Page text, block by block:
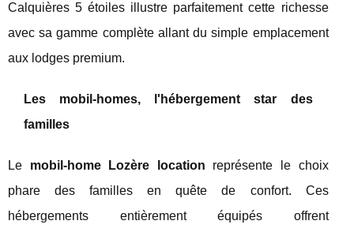
Calquières 5 étoiles illustre parfaitement cette richesse
avec sa gamme complète allant du simple emplacement
aux lodges premium.
Les mobil-homes, l'hébergement star des
familles
Le mobil-home Lozère location représente le choix
phare des familles en quête de confort. Ces
hébergements entièrement équipés offrent